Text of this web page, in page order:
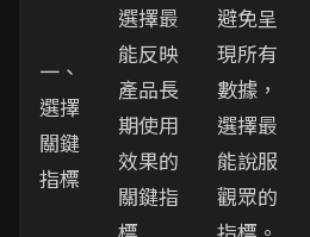
一、
選擇
關鍵
指標
選擇最
能反映
產品長
期使用
效果的
關鍵指
避免呈
現所有
數據，
選擇最
能說服
觀眾的